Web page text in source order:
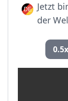
Jetzt
der
0.5x